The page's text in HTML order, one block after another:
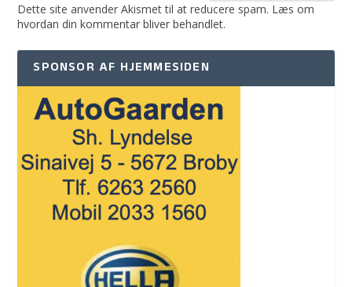
Dette site anvender Akismet til at reducere spam. Læs om
hvordan din kommentar bliver behandlet.
SPONSOR AF HJEMMESIDEN